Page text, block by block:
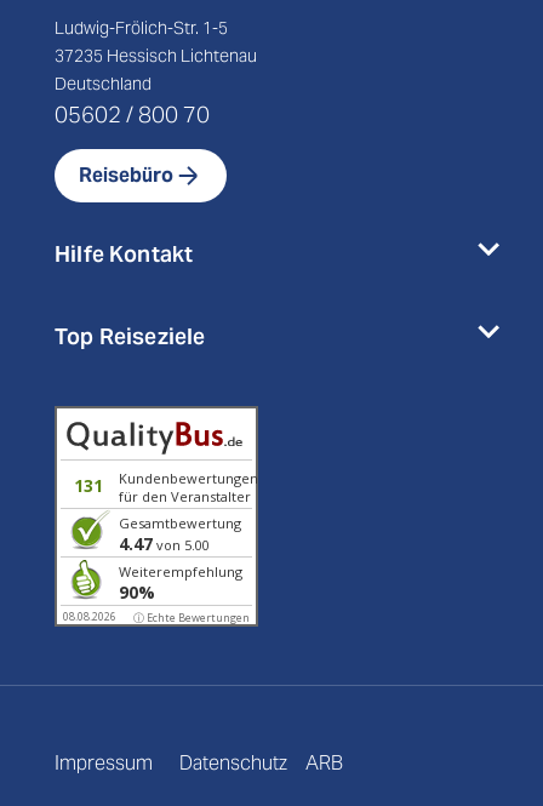
Ludwig-Frölich-Str. 1-5
37235 Hessisch Lichtenau
Deutschland
05602 / 800 70
Reisebüro
Hilfe Kontakt
Top Reiseziele
131
Kundenbewertungen
für den Veranstalter
Gesamtbewertung
4.47 von 5.00
Weiterempfehlung
90%
08.08.2026 ⓘ Echte Bewertungen
Impressum Datenschutz ARB